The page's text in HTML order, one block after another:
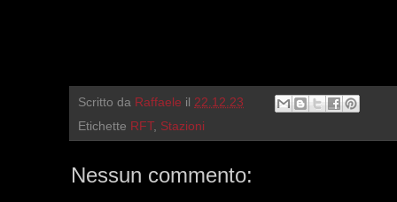
Scritto da Raffaele il 22.12.23
Etichette RFT, Stazioni
Nessun commento: